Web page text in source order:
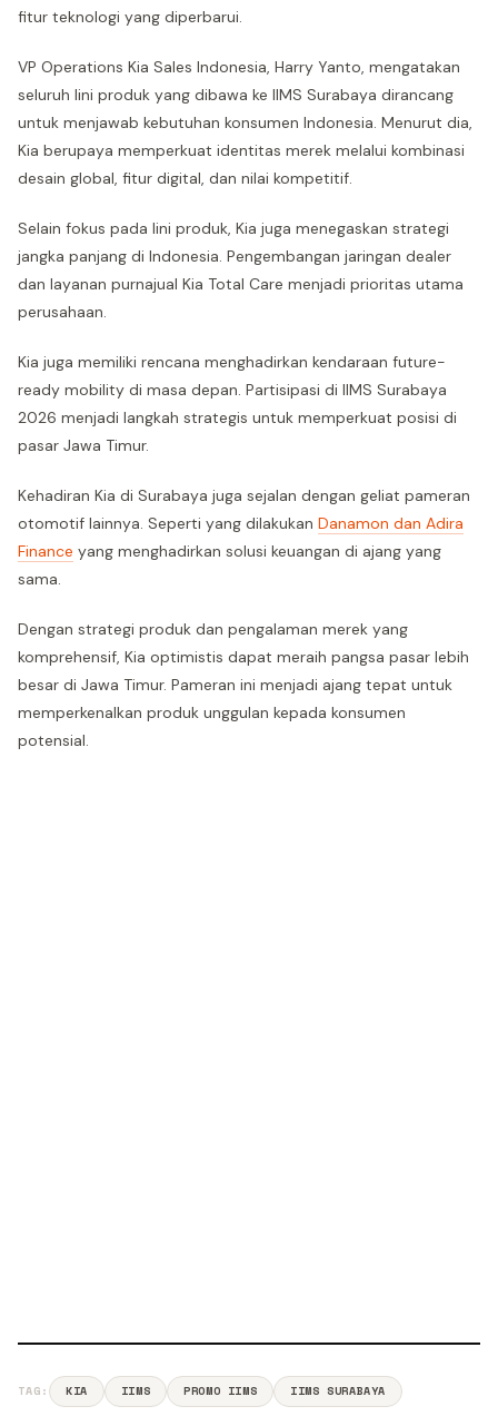
fitur teknologi yang diperbarui.
VP Operations Kia Sales Indonesia, Harry Yanto, mengatakan
seluruh lini produk yang dibawa ke IIMS Surabaya dirancang
untuk menjawab kebutuhan konsumen Indonesia. Menurut dia,
Kia berupaya memperkuat identitas merek melalui kombinasi
desain global, fitur digital, dan nilai kompetitif.
Selain fokus pada lini produk, Kia juga menegaskan strategi
jangka panjang di Indonesia. Pengembangan jaringan dealer
dan layanan purnajual Kia Total Care menjadi prioritas utama
perusahaan.
Kia juga memiliki rencana menghadirkan kendaraan future-
ready mobility di masa depan. Partisipasi di IIMS Surabaya
2026 menjadi langkah strategis untuk memperkuat posisi di
pasar Jawa Timur.
Kehadiran Kia di Surabaya juga sejalan dengan geliat pameran
otomotif lainnya. Seperti yang dilakukan Danamon dan Adira
Finance yang menghadirkan solusi keuangan di ajang yang
sama.
Dengan strategi produk dan pengalaman merek yang
komprehensif, Kia optimistis dapat meraih pangsa pasar lebih
besar di Jawa Timur. Pameran ini menjadi ajang tepat untuk
memperkenalkan produk unggulan kepada konsumen
potensial.
TAG: KIA IIMS PROMO IIMS IIMS SURABAYA